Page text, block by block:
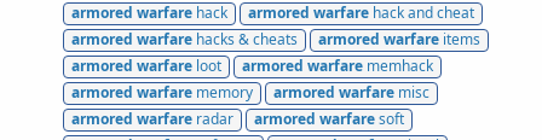
armored warfare hack armored warfare hack and cheat
armored warfare hacks & cheats armored warfare items
armored warfare loot armored warfare memhack
armored warfare memory armored warfare misc
armored warfare radar armored warfaresoft